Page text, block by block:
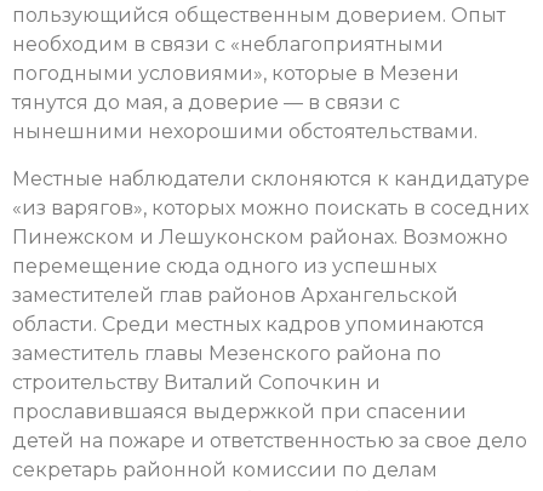
пользующийся общественным доверием. Опыт
необходим в связи с «неблагоприятными
погодными условиями», которые в Мезени
тянутся до мая, а доверие — в связи с
нынешними нехорошими обстоятельствами.
Местные наблюдатели склоняются к кандидатуре
«из варягов», которых можно поискать в соседних
Пинежском и Лешуконском районах. Возможно
перемещение сюда одного из успешных
заместителей глав районов Архангельской
области. Среди местных кадров упоминаются
заместитель главы Мезенского района по
строительству Виталий Сопочкин и
прославившаяся выдержкой при спасении
детей на пожаре и ответственностью за свое дело
секретарь районной комиссии по делам